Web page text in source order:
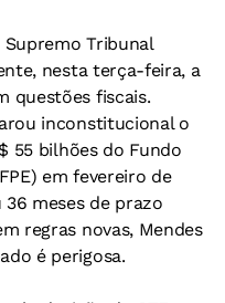
Tribunal
nesta terça-feira, a
questões fiscais.
inconstitucional o
55 bilhões do Fundo
em fevereiro de
36 meses de prazo
regras novas, Mendes
é perigosa.